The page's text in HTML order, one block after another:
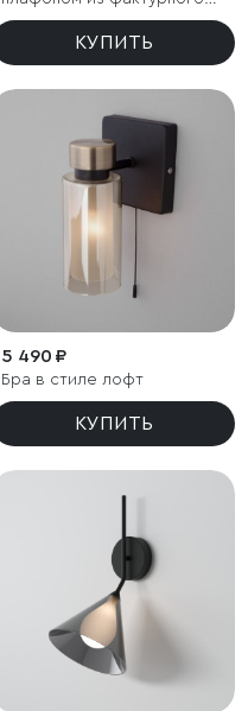
стекла
КУПИТЬ
5 490 ₽
Бра в стиле лофт
КУПИТЬ